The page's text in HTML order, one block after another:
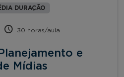
DURAÇÃO
30 horas/aula
e
Mídias